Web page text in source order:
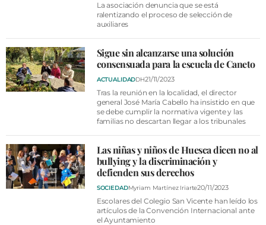
La asociación denuncia que se está
ralentizando el proceso de selección de
auxiliares
Sigue sin alcanzarse una solución
consensuada para la escuela de Caneto
ACTUALIDADDH21/11/2023
Tras la reunión en la localidad, el director
general José María Cabello ha insistido en que
se debe cumplir la normativa vigente y las
familias no descartan llegar a los tribunales
Las niñas y niños de Huesca dicen no al
bullying y la discriminación y
defienden sus derechos
SOCIEDADMyriam Martínez Iriarte20/11/2023
Escolares del Colegio San Vicente han leído los
artículos de la Convención Internacional ante
el Ayuntamiento